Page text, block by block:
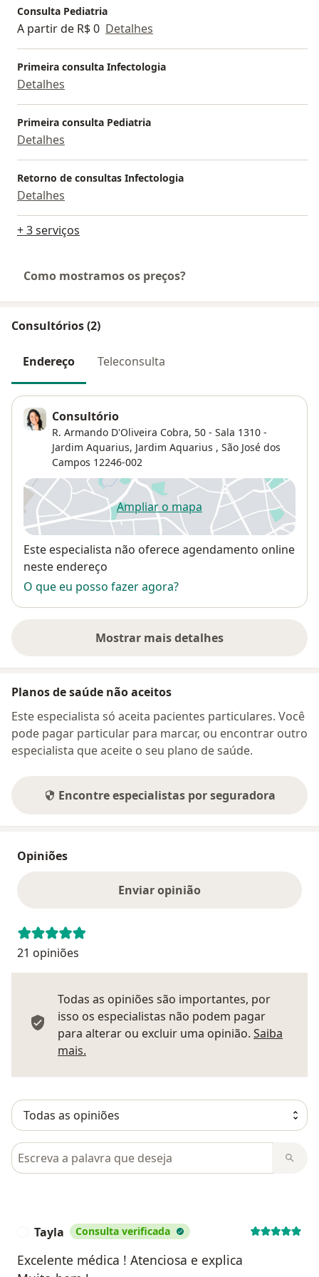
práticas e evidências científicas.
comprometida com a saúde e o desenvolvimento do
seu filho, estou à disposição para ajudá-lo. Agende
uma consulta e vamos juntos cuidar do que há de
Consulta Pediatria
A partir de R$ 0 Detalhes
Primeira consulta Infectologia
Detalhes
Primeira consulta Pediatria
Detalhes
Retorno de consultas Infectologia
Detalhes
+ 3 serviços
Como mostramos os preços?
Consultórios (2)
Endereço Teleconsulta
Consultório
R. Armando D'Oliveira Cobra, 50 - Sala 1310 -
Jardim Aquarius, Jardim Aquarius , São José dos
Campos 12246-002
Ampliar o mapaabre num novo separador
Disponibilidade
Este especialista não oferece agendamento online
neste endereço
O que eu posso fazer agora?
Mostrar mais detalhes
sobre o endereço
Planos de saúde não aceitos
Este especialista só aceita pacientes particulares. Você
pode pagar particular para marcar, ou encontrar outro
especialista que aceite o seu plano de saúde.
Encontre especialistas por seguradora
Opiniões
Enviar opinião
21 opiniões
Todas as opiniões são importantes, por
isso os especialistas não podem pagar
para alterar ou excluir uma opinião. Saiba
mais.
Pesquisar em opiniões
Tayla Consulta verificada
Excelente médica ! Atenciosa e explica